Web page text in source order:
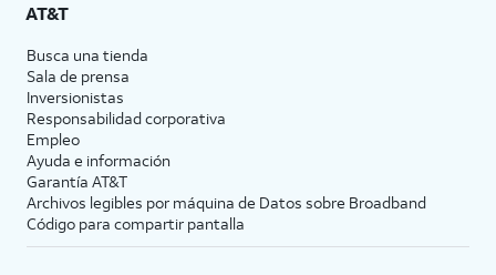
AT&T
Busca una tienda
Sala de prensa
Inversionistas
Responsabilidad corporativa
Empleo
Ayuda e información
Garantía AT&T
Archivos legibles por máquina de Datos sobre Broadband
Código para compartir pantalla